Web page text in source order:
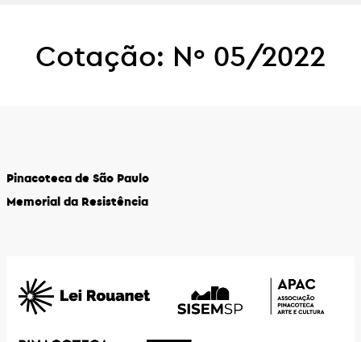
Cotação: Nº 05/2022
Pinacoteca de São Paulo
Memorial da Resistência